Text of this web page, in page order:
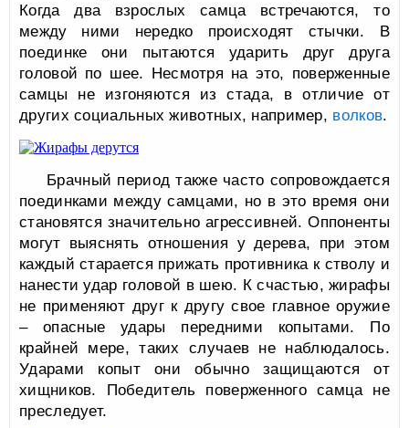
Когда два взрослых самца встречаются, то
между ними нередко происходят стычки. В
поединке они пытаются ударить друг друга
головой по шее. Несмотря на это, поверженные
самцы не изгоняются из стада, в отличие от
других социальных животных, например, волков.
Брачный период также часто сопровождается
поединками между самцами, но в это время они
становятся значительно агрессивней. Оппоненты
могут выяснять отношения у дерева, при этом
каждый старается прижать противника к стволу и
нанести удар головой в шею. К счастью, жирафы
не применяют друг к другу свое главное оружие
– опасные удары передними копытами. По
крайней мере, таких случаев не наблюдалось.
Ударами копыт они обычно защищаются от
хищников. Победитель поверженного самца не
преследует.